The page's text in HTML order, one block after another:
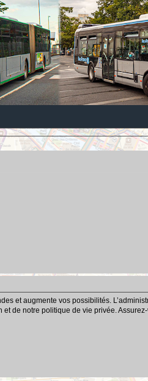
et augmente vos possibilités.
de notre politique de vie privée.